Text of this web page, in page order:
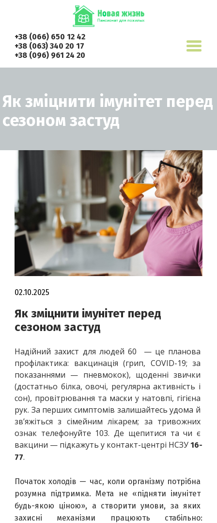
+38 (066) 650 12 42
+38 (063) 340 20 17
+38 (096) 961 24 20
Як зміцнити імунітет перед
сезоном застуд
02.10.2025
Як зміцнити імунітет перед
сезоном застуд
Надійний захист для людей 60  — це планова
профілактика: вакцинація (грип, COVID-19; за
показаннями — пневмокок), щоденні звички
(достатньо білка, овочі, регулярна активність і
сон), провітрювання та маски у натовпі, гігієна
рук. За перших симптомів залишайтесь удома й
зв’яжіться з сімейним лікарем; за тривожних
ознак телефонуйте 103. Де щепитися та чи є
вакцини — підкажуть у контакт-центрі НСЗУ 16-
77.
Початок холодів — час, коли організму потрібна
розумна підтримка. Мета не «підняти імунітет
будь-якою ціною», а створити умови, за яких
захисні механізми працюють стабільно: